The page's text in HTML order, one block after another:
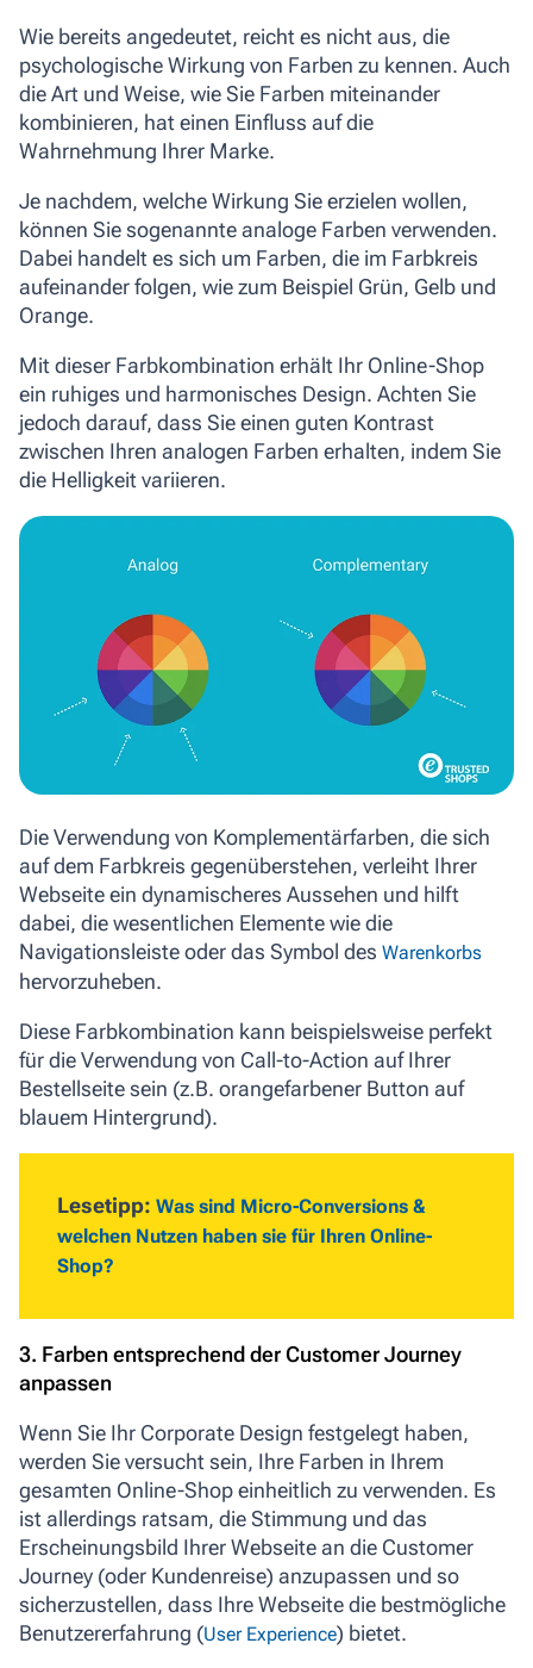
Wie bereits angedeutet, reicht es nicht aus, die
psychologische Wirkung von Farben zu kennen. Auch
die Art und Weise, wie Sie Farben miteinander
kombinieren, hat einen Einfluss auf die
Wahrnehmung Ihrer Marke.
Je nachdem, welche Wirkung Sie erzielen wollen,
können Sie sogenannte analoge Farben verwenden.
Dabei handelt es sich um Farben, die im Farbkreis
aufeinander folgen, wie zum Beispiel Grün, Gelb und
Orange.
Mit dieser Farbkombination erhält Ihr Online-Shop
ein ruhiges und harmonisches Design. Achten Sie
jedoch darauf, dass Sie einen guten Kontrast
zwischen Ihren analogen Farben erhalten, indem Sie
die Helligkeit variieren.
Die Verwendung von Komplementärfarben, die sich
auf dem Farbkreis gegenüberstehen, verleiht Ihrer
Webseite ein dynamischeres Aussehen und hilft
dabei, die wesentlichen Elemente wie die
Navigationsleiste oder das Symbol des Warenkorbs
hervorzuheben.
Diese Farbkombination kann beispielsweise perfekt
für die Verwendung von Call-to-Action auf Ihrer
Bestellseite sein (z.B. orangefarbener Button auf
blauem Hintergrund).
Lesetipp: Was sind Micro-Conversions &
welchen Nutzen haben sie für Ihren Online-
Shop?
3. Farben entsprechend der Customer Journey
anpassen
Wenn Sie Ihr Corporate Design festgelegt haben,
werden Sie versucht sein, Ihre Farben in Ihrem
gesamten Online-Shop einheitlich zu verwenden. Es
ist allerdings ratsam, die Stimmung und das
Erscheinungsbild Ihrer Webseite an die Customer
Journey (oder Kundenreise) anzupassen und so
sicherzustellen, dass Ihre Webseite die bestmögliche
Benutzererfahrung (User Experience) bietet.